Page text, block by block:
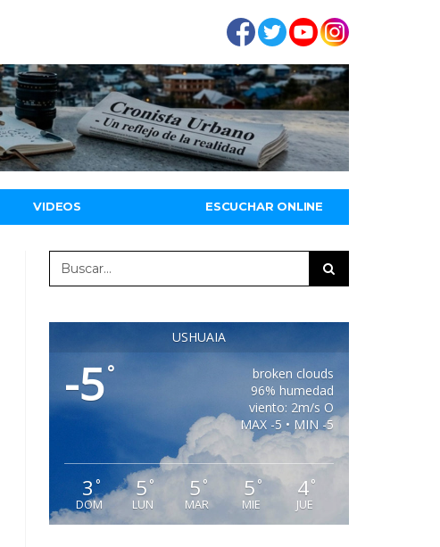
VIDEOS ESCUCHAR ONLINE
USHUAIA
-5°
broken clouds
96% humedad
viento: 2m/s O
MAX -5 • MIN -5
3 °
DOM
5 °
LUN
5 °
MAR
5 °
MIE
4°
JUE